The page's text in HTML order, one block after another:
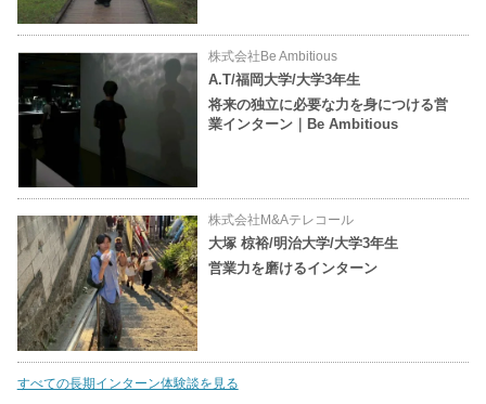
株式会社Be Ambitious
A.T/福岡大学/大学3年生
将来の独立に必要な力を身につける営
業インターン｜Be Ambitious
株式会社M&Aテレコール
大塚 椋裕/明治大学/大学3年生
営業力を磨けるインターン
すべての長期インターン体験談を見る